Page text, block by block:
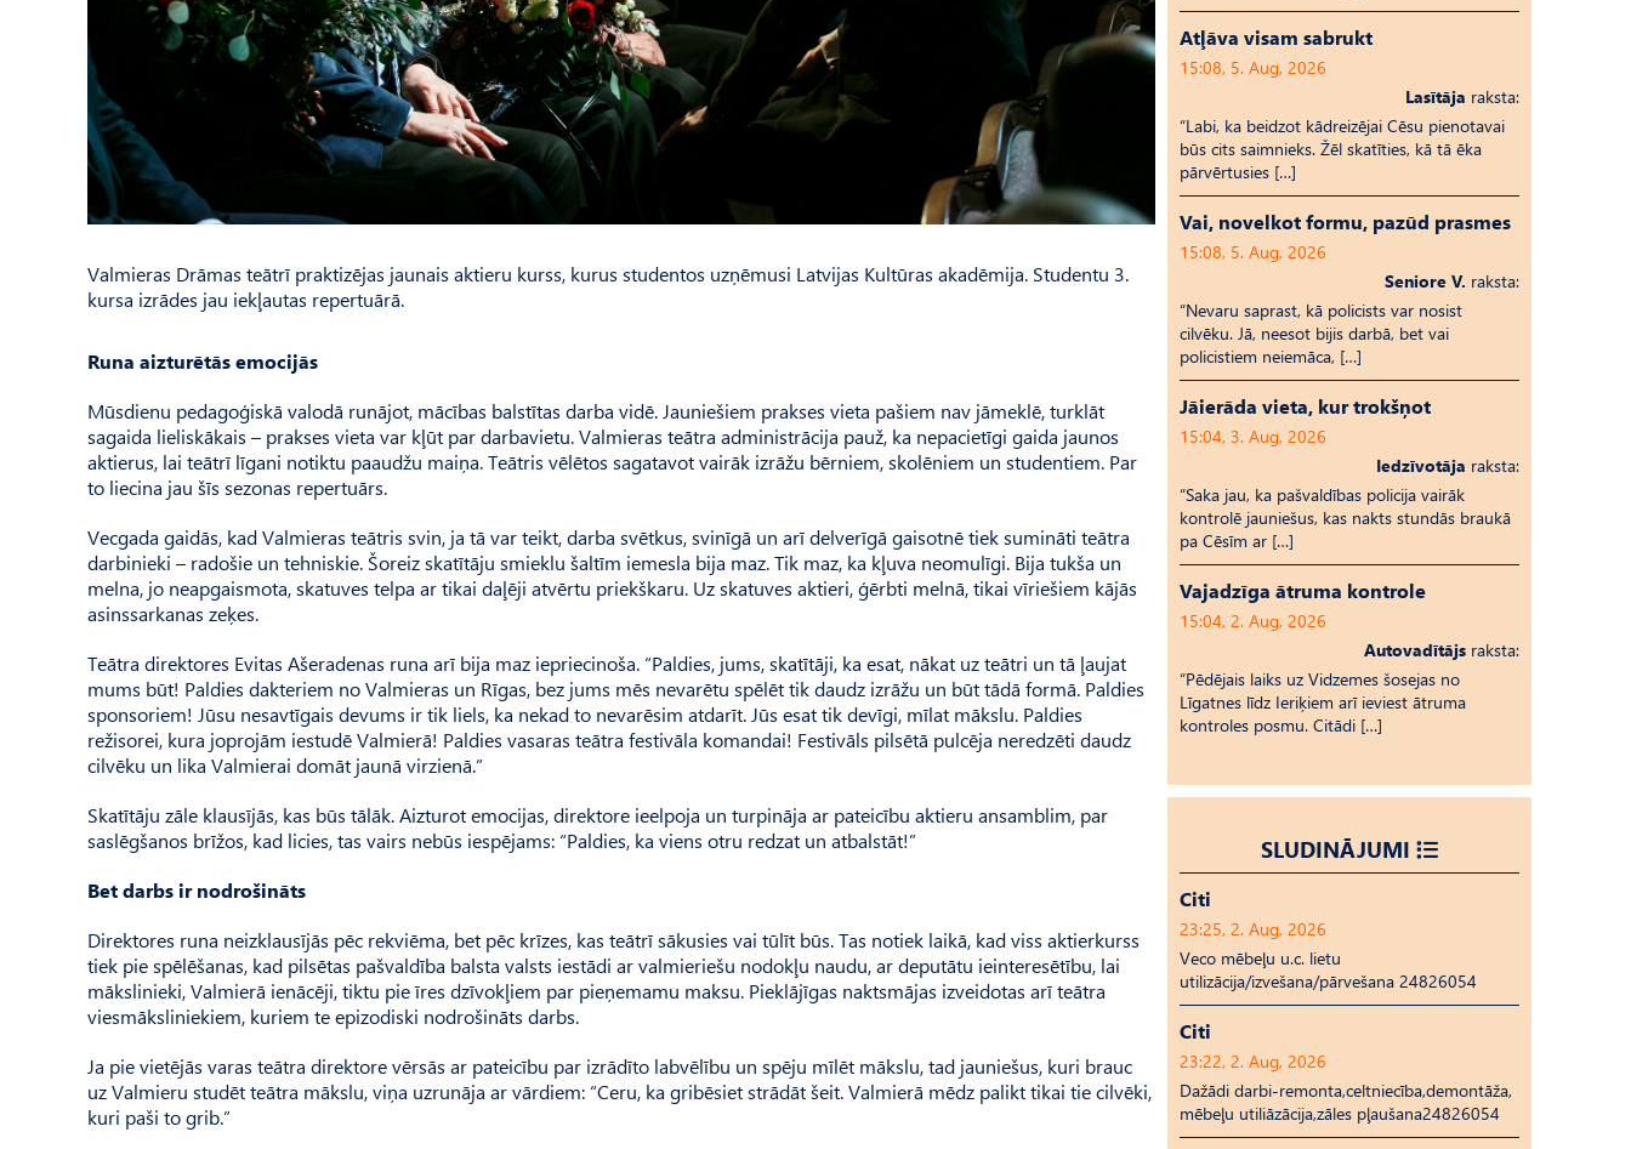
Valmieras Drāmas teātrī praktizējas jaunais aktieru kurss, kurus studentos uzņēmusi Latvijas Kultūras akadēmija. Studentu 3.
kursa izrādes jau iekļautas repertuārā.
Runa aizturētās emocijās
Mūsdienu pedagoģiskā valodā runājot, mācības balstītas darba vidē. Jauniešiem prakses vieta pašiem nav jāmeklē, turklāt
sagaida lieliskākais – prakses vieta var kļūt par darbavietu. Val­mieras teātra administrācija pauž, ka nepacietīgi gaida jaunos
aktierus, lai teātrī līgani notiktu paaudžu maiņa. Teātris vēlētos sagatavot vairāk izrāžu bērniem, skolēniem un studentiem. Par
to liecina jau šīs sezonas repertuārs.
Vecgada gaidās, kad Valmieras teātris svin, ja tā var teikt, darba svētkus, svinīgā un arī delverīgā gaisotnē tiek sumināti teātra
darbinieki – radošie un tehniskie. Šoreiz skatītāju smieklu šaltīm iemesla bija maz. Tik maz, ka kļuva neomulīgi. Bija tukša un
melna, jo neapgaismota, skatuves telpa ar tikai daļēji atvērtu priekškaru. Uz skatuves aktieri, ģērbti melnā, tikai vīriešiem kājās
asinssarkanas zeķes.
Teātra direktores Evitas Ašeradenas runa arī bija maz iepriecinoša. “Paldies, jums, skatītāji, ka esat, nākat uz teātri un tā ļaujat
mums būt! Paldies dakteriem no Valmieras un Rīgas, bez jums mēs nevarētu spēlēt tik daudz izrāžu un būt tādā formā. Paldies
sponsoriem! Jūsu nesavtīgais devums ir tik liels, ka nekad to nevarēsim atdarīt. Jūs esat tik devīgi, mīlat mākslu. Paldies
režisorei, kura joprojām iestudē Valmierā! Paldies vasaras teātra festivāla komandai! Festivāls pilsētā pulcēja neredzēti daudz
cilvēku un lika Valmierai domāt jaunā virzienā.”
Skatītāju zāle klausījās, kas būs tālāk. Aizturot emocijas, direktore ieelpoja un turpināja ar pateicību aktieru ansamblim, par
saslēgšanos brīžos, kad licies, tas vairs nebūs iespējams: “Paldies, ka viens otru redzat un atbalstāt!”
Bet darbs ir nodrošināts
Direktores runa neizklausījās pēc rekviēma, bet pēc krīzes, kas teātrī sākusies vai tūlīt būs. Tas notiek laikā, kad viss aktierkurss
tiek pie spēlēšanas, kad pilsētas pašvaldība balsta valsts iestādi ar valmieriešu nodokļu naudu, ar deputātu ieinteresētību, lai
mākslinieki, Valmierā ienācēji, tiktu pie īres dzīvokļiem par pieņemamu maksu. Pieklājīgas naktsmājas izveidotas arī teātra
viesmāksliniekiem, kuriem te epizodiski nodrošināts darbs.
Ja pie vietējās varas teātra direktore vērsās ar pateicību par izrādīto labvēlību un spēju mīlēt mākslu, tad jauniešus, kuri brauc
uz Valmieru studēt teātra mākslu, viņa uzrunāja ar vārdiem: “Ceru, ka gribēsiet strādāt šeit. Valmierā mēdz palikt tikai tie cilvēki,
kuri paši to grib.”
Atļāva visam sabrukt
15:08, 5. Aug, 2026
Lasītāja raksta:
“Labi, ka beidzot kādreizējai Cēsu pienotavai
būs cits saimnieks. Žēl skatīties, kā tā ēka
pārvērtusies […]
Vai, novelkot formu, pazūd prasmes
15:08, 5. Aug, 2026
Seniore V. raksta:
“Nevaru saprast, kā policists var nosist
cilvēku. Jā, neesot bijis darbā, bet vai
policistiem neiemāca, […]
Jāierāda vieta, kur trokšņot
15:04, 3. Aug, 2026
Iedzīvotāja raksta:
“Saka jau, ka pašvaldības policija vairāk
kontrolē jauniešus, kas nakts stundās braukā
pa Cēsīm ar […]
Vajadzīga ātruma kontrole
15:04, 2. Aug, 2026
Autovadītājs raksta:
“Pēdējais laiks uz Vid­ze­mes šosejas no
Līgatnes līdz Ieriķiem arī ieviest ātruma
kontroles posmu. Citādi […]
SLUDINĀJUMI
Citi
23:25, 2. Aug, 2026
Veco mēbeļu u.c. lietu
utilizācija/izvešana/pārvešana 24826054
Citi
23:22, 2. Aug, 2026
Dažādi darbi-remonta,celtniecība,demontāža,
mēbeļu utiliāzācija,zāles pļaušana24826054